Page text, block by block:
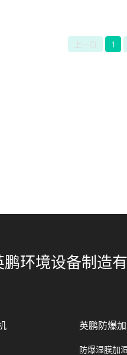
上一页 1
鹏环境设备制造
英鹏防爆
防爆湿膜加